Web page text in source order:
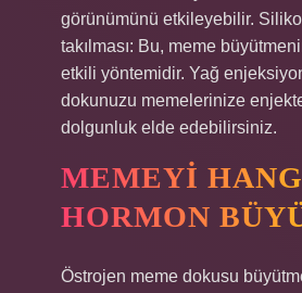
görünümünü etkileyebilir.
takılması: Bu, meme
etkili yöntemidir. Yağ
dokunuzu memelerinize
dolgunluk elde edebilirsiniz.
MEMEYI
HORMON
Östrojen meme dokusu